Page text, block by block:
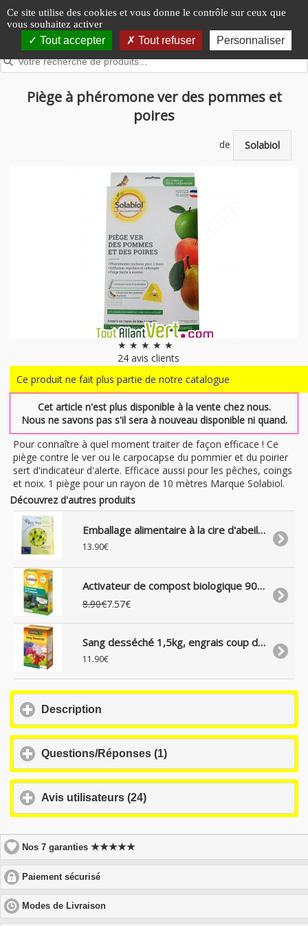
Panneau de gestion des cookies
Ce site utilise des cookies et vous donne le contrôle sur ceux que
vous souhaitez activer
Tout accepter Tout refuser Personnaliser
Piège à phéromone ver des pommes et
poires
de Solabiol
★ ★ ★ ★ ★
24avis clients
Ce produit ne fait plus partie de notre catalogue
Cet article n'est plus disponible à la vente chez nous.
Nous ne savons pas s'il sera à nouveau disponible ni quand.
Pour connaître à quel moment traiter de façon efficace ! Ce
piège contre le ver ou le carpocapse du pommier et du poirier
sert d'indicateur d'alerte. Efficace aussi pour les pêches, coings
et noix. 1 piège pour un rayon de 10 mètres Marque Solabiol.
Découvrez d'autres produits
Emballage alimentaire à la cire d'abeille bio réutilisable 50x60cm, Pommes
13.90€
Activateur de compost biologique 900g, Solabiol
8.90€7.57€
Sang desséché 1,5kg, engrais coup de fouet, agrée bio, Solabiol
11.90€
Description
expand
contents
Questions/Réponses (1)
to
expand
Avis utilisateurs (24)
contents
Nos 7 garanties★★★★★
Paiement sécurisé
to
expand
Modes de Livraison
to